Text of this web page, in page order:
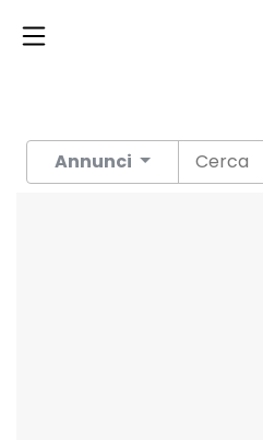
Annunci